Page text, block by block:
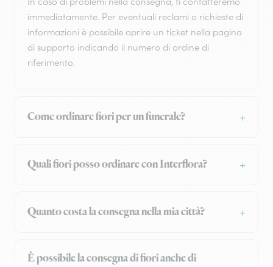
immediatamente. Per eventuali reclami o richieste di
informazioni è possibile aprire un ticket nella pagina
di supporto indicando il numero di ordine di
riferimento.
Come ordinare fiori per un funerale?
Quali fiori posso ordinare con Interflora?
Quanto costa la consegna nella mia città?
È possibile la consegna di fiori anche di